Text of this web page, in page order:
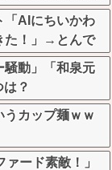
「AIにちいかわ
！」→とんで
w w w w w
騒動」「和泉元
？
カップ麺ｗｗ
ード素敵！」